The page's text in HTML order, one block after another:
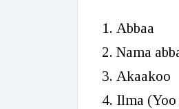
Abbaa
Nama
Akaakoo
Ilma (Yoo